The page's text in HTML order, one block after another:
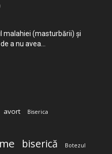
malahiei (masturbării) şi
a nu avea...
avort Biserica
biserică Botezul